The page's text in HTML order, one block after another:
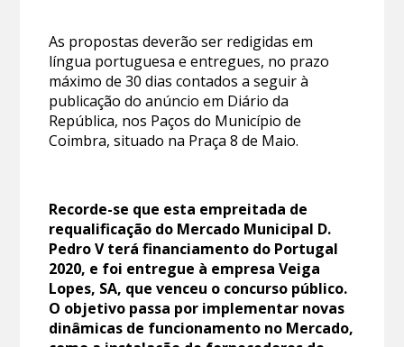
As propostas deverão ser redigidas em
língua portuguesa e entregues, no prazo
máximo de 30 dias contados a seguir à
publicação do anúncio em Diário da
República, nos Paços do Município de
Coimbra, situado na Praça 8 de Maio.
Recorde-se que esta empreitada de
requalificação do Mercado Municipal D.
Pedro V terá financiamento do Portugal
2020, e foi entregue à empresa Veiga
Lopes, SA, que venceu o concurso público.
O objetivo passa por implementar novas
dinâmicas de funcionamento no Mercado,